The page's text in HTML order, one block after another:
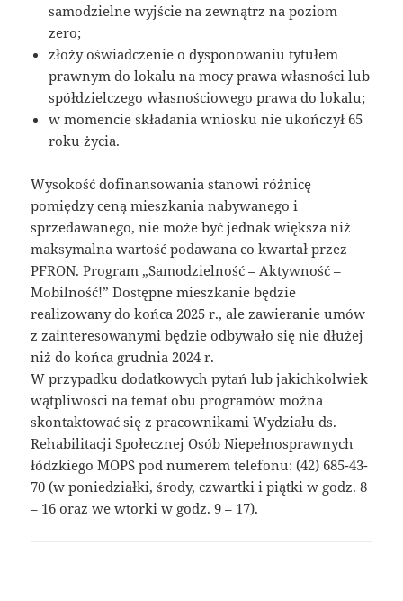
samodzielne wyjście na zewnątrz na poziom
zero;
złoży oświadczenie o dysponowaniu tytułem
prawnym do lokalu na mocy prawa własności lub
spółdzielczego własnościowego prawa do lokalu;
w momencie składania wniosku nie ukończył 65
roku życia.
Wysokość dofinansowania stanowi różnicę
pomiędzy ceną mieszkania nabywanego i
sprzedawanego, nie może być jednak większa niż
maksymalna wartość podawana co kwartał przez
PFRON. Program „Samodzielność – Aktywność –
Mobilność!” Dostępne mieszkanie będzie
realizowany do końca 2025 r., ale zawieranie umów
z zainteresowanymi będzie odbywało się nie dłużej
niż do końca grudnia 2024 r.
W przypadku dodatkowych pytań lub jakichkolwiek
wątpliwości na temat obu programów można
skontaktować się z pracownikami Wydziału ds.
Rehabilitacji Społecznej Osób Niepełnosprawnych
łódzkiego MOPS pod numerem telefonu: (42) 685-43-
70 (w poniedziałki, środy, czwartki i piątki w godz. 8
– 16 oraz we wtorki w godz. 9 – 17).